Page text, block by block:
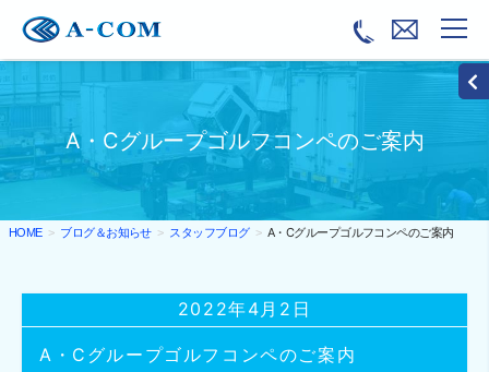
A・Cグループゴルフコンペのご案内
HOME ブログ＆お知らせ スタッフブログ A・Cグループゴルフコンペのご案内
A・Cグループゴルフコンペのご案内
2022年4月2日